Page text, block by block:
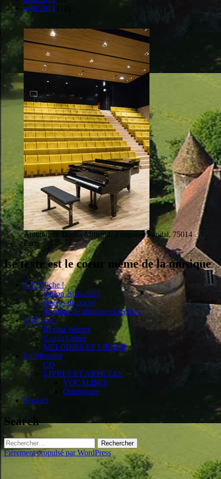
avril 2014
Auditorium Darius Milhaud, 2 impasse Vandal, 75014
Paris
Le texte est le coeur même de la musique
À l’Affiche !
Saison 2026-2027
Opéras de poche
Musique de chambre et récitals
À l’Étude !
Regina Werner
Carola Guber
MÉLODIES ET LIEDER
En Mémoire
CD
LIVRES ET ARTICLES
VOCALISES
Ostersonate
Contact
Search
Rechercher :
Fièrement propulsé par WordPress